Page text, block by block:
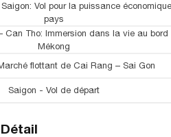
Vol pour la puissance
pays
Can Tho: Immersion dans la vie au bord
Mékong
flottant de Cai Rang – Sai Gon
Saigon - Vol de départ